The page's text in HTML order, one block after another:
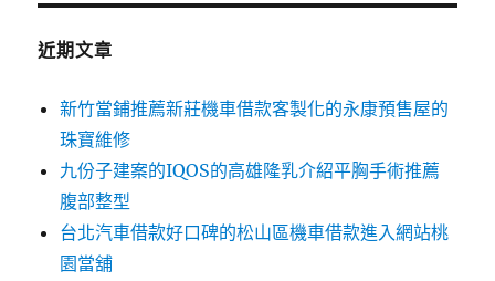
近期文章
新竹當鋪推薦新莊機車借款客製化的永康預售屋的
珠寶維修
九份子建案的IQOS的高雄隆乳介紹平胸手術推薦
腹部整型
台北汽車借款好口碑的松山區機車借款進入網站桃
園當舖